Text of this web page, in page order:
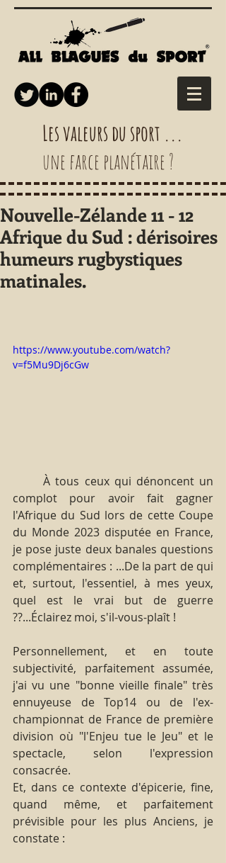
Les valeurs du sport ...
une farce planétaire ?
Nouvelle-Zélande 11 - 12
Afrique du Sud : dérisoires
humeurs rugbystiques
matinales.
https://www.youtube.com/watch?
v=f5Mu9Dj6cGw
À tous ceux qui dénoncent un
complot pour avoir fait gagner
l'Afrique du Sud lors de cette Coupe
du Monde 2023 disputée en France,
je pose juste deux banales questions
complémentaires : ...De la part de qui
et, surtout, l'essentiel, à mes yeux,
quel est le vrai but de guerre
??...Éclairez moi, s'il-vous-plaît !
Personnellement, et en toute
subjectivité, parfaitement assumée,
j'ai vu une "bonne vieille finale" très
ennuyeuse de Top14 ou de l'ex-
championnat de France de première
division où "l'Enjeu tue le Jeu" et le
spectacle, selon l'expression
consacrée.
Et, dans ce contexte d'épicerie, fine,
quand même, et parfaitement
prévisible pour les plus Anciens, je
constate :